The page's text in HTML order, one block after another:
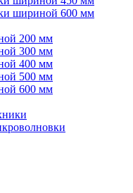
шириной 600 мм
200 мм
300 мм
400 мм
500 мм
600 мм